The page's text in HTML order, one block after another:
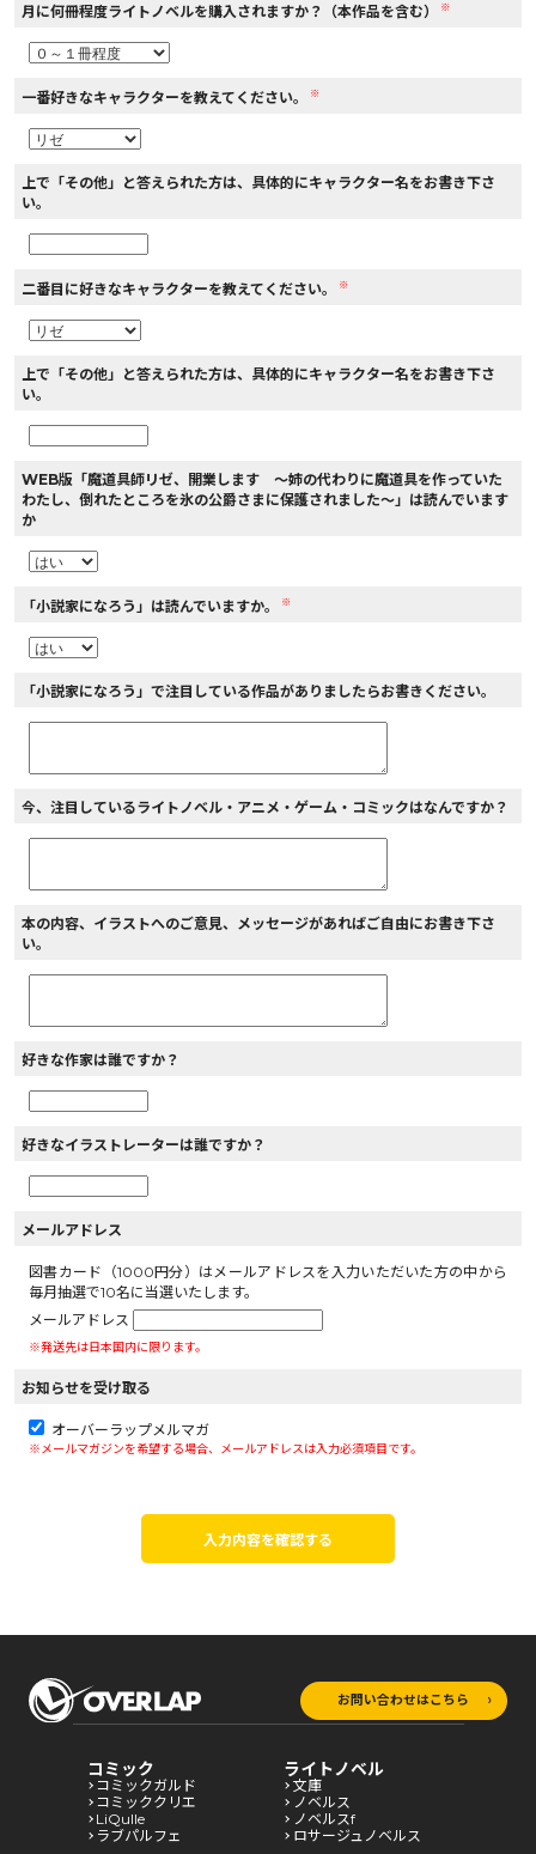
月に何冊程度ライトノベルを購入されますか？（本作品を含む） ※
一番好きなキャラクターを教えてください。 ※
上で「その他」と答えられた方は、具体的にキャラクター名をお書き下さ
い。
二番目に好きなキャラクターを教えてください。 ※
上で「その他」と答えられた方は、具体的にキャラクター名をお書き下さ
い。
WEB版「魔道具師リゼ、開業します ～姉の代わりに魔道具を作っていた
わたし、倒れたところを氷の公爵さまに保護されました～」は読んでいます
か
「小説家になろう」は読んでいますか。 ※
「小説家になろう」で注目している作品がありましたらお書きください。
今、注目しているライトノベル・アニメ・ゲーム・コミックはなんですか？
本の内容、イラストへのご意見、メッセージがあればご自由にお書き下さ
い。
好きな作家は誰ですか？
好きなイラストレーターは誰ですか？
メールアドレス
図書カード（1000円分）はメールアドレスを入力いただいた方の中から
毎月抽選で10名に当選いたします。
メールアドレス
※発送先は日本国内に限ります。
お知らせを受け取る
オーバーラップメルマガ
※メールマガジンを希望する場合、メールアドレスは入力必須項目です。
入力内容を確認する
お問い合わせはこちら
コミック
コミックガルド
コミッククリエ
LiQulle
ラブパルフェ
ライトノベル
文庫
ノベルス
ノベルスf
ロサージュノベルス